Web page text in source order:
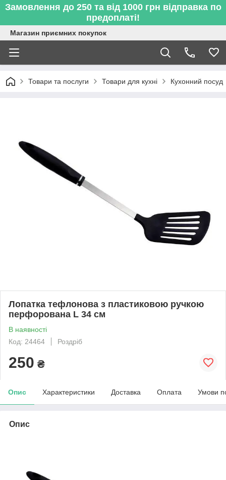
Замовлення до 250 та від 1000 грн відправка по
предоплаті!
Магазин приємних покупок
Товари та послуги Товари для кухні Кухонний посуд
Лопатка тефлонова з пластиковою ручкою
перфорована L 34 см
В наявності
Код: 24464
Роздріб
250 ₴
Опис Характеристики Доставка Оплата Умови
Опис